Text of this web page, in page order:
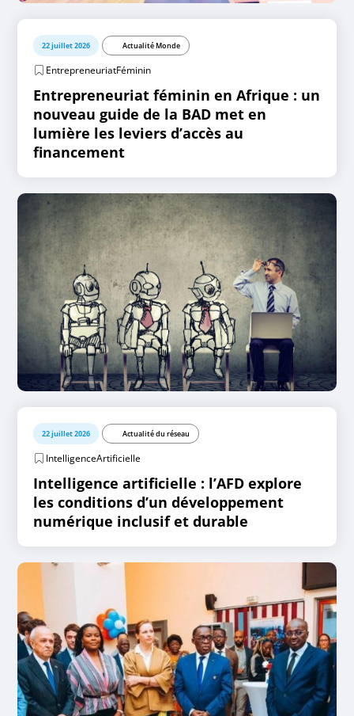
22 juillet 2026 Actualité Monde
EntrepreneuriatFéminin
Entrepreneuriat féminin en Afrique : un
nouveau guide de la BAD met en
lumière les leviers d’accès au
financement
22 juillet 2026 Actualité du réseau
IntelligenceArtificielle
Intelligence artificielle : l’AFD explore
les conditions d’un développement
numérique inclusif et durable